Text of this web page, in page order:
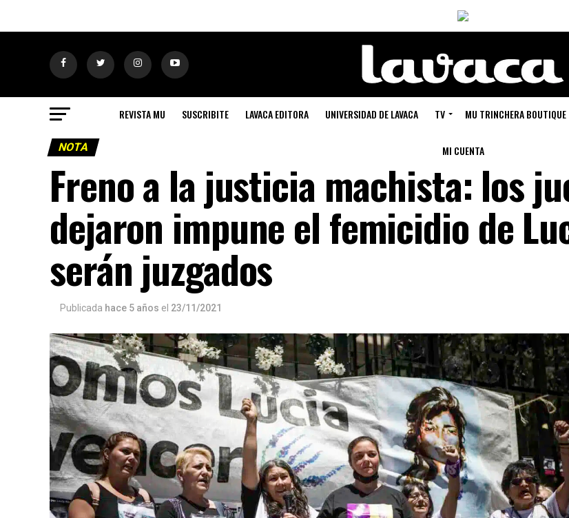
REVISTA MU SUSCRIBITE LAVACA EDITORA UNIVERSIDAD DE LAVACA TV MU TRINCHERA BOUTIQUE
MI CUENTA
NOTA
Freno a la justicia machista: los
dejaron impune el femicidio de
serán juzgados
Publicada hace 5 años el 23/11/2021